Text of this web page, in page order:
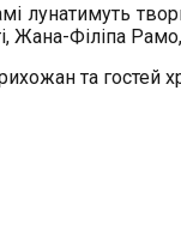
лунатимуть
Жана-Філіпа Рамо,
та гостей